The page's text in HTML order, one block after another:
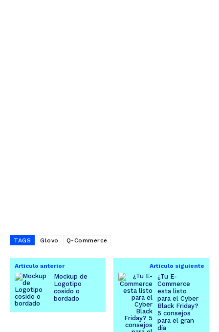
TAGS Glovo Q-Commerce
Artículo anterior
Mockup de
Logotipo
cosido o
bordado
Artículo siguiente
¿Tu E-
Commerce
esta listo
para el Cyber
Black Friday?
5 consejos
para el gran
día